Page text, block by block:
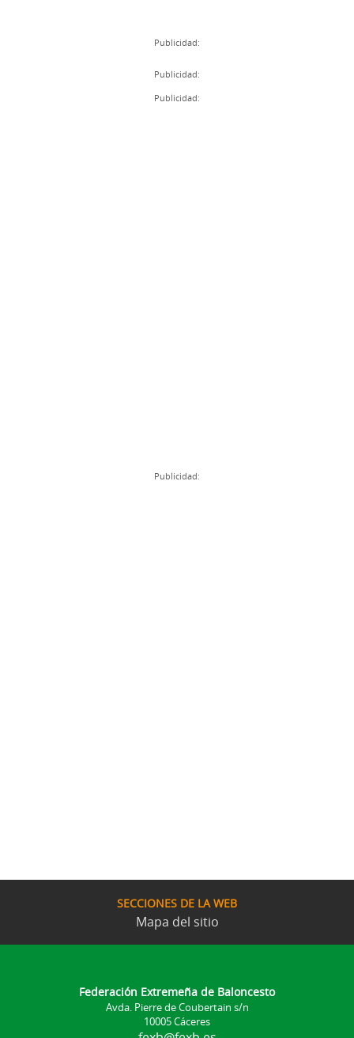
Publicidad:
Publicidad:
Publicidad:
Publicidad:
SECCIONES DE LA WEB
Mapa del sitio
Federación Extremeña de Baloncesto
Avda. Pierre de Coubertain s/n
10005 Cáceres